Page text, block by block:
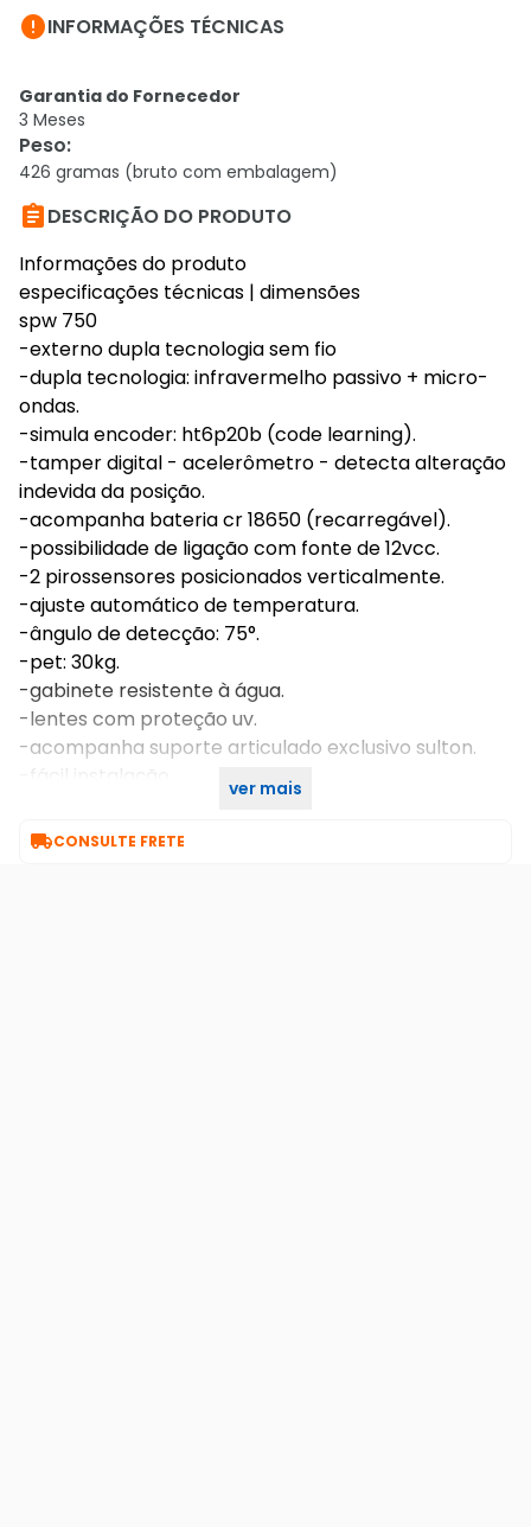
INFORMAÇÕES TÉCNICAS
Garantia do Fornecedor
3 Meses
Peso:
426 gramas (bruto com embalagem)
DESCRIÇÃO DO PRODUTO
Informações do produto
especificações técnicas | dimensões
spw 750
-externo dupla tecnologia sem fio
-dupla tecnologia: infravermelho passivo + micro-
ondas.
-simula encoder: ht6p20b (code learning).
-tamper digital - acelerômetro - detecta alteração
indevida da posição.
-acompanha bateria cr 18650 (recarregável).
-possibilidade de ligação com fonte de 12vcc.
-2 pirossensores posicionados verticalmente.
-ajuste automático de temperatura.
-ângulo de detecção: 75°.
-pet: 30kg.
-gabinete resistente à água.
-lentes com proteção uv.
-acompanha suporte articulado exclusivo sulton.
-fácil instalação.
ver mais
CONSULTE FRETE